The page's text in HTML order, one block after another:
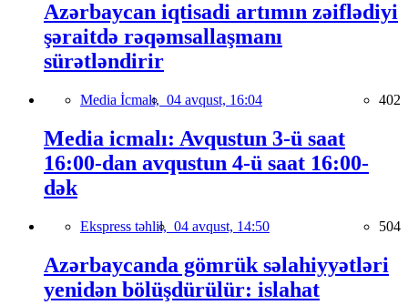
Azərbaycan iqtisadi artımın zəiflədiyi
şəraitdə rəqəmsallaşmanı
sürətləndirir
Media İcmalı, 04 avqust, 16:04 402
Media icmalı: Avqustun 3-ü saat
16:00-dan avqustun 4-ü saat 16:00-
dək
Ekspress təhlil, 04 avqust, 14:50 504
Azərbaycanda gömrük səlahiyyətləri
yenidən bölüşdürülür: islahat